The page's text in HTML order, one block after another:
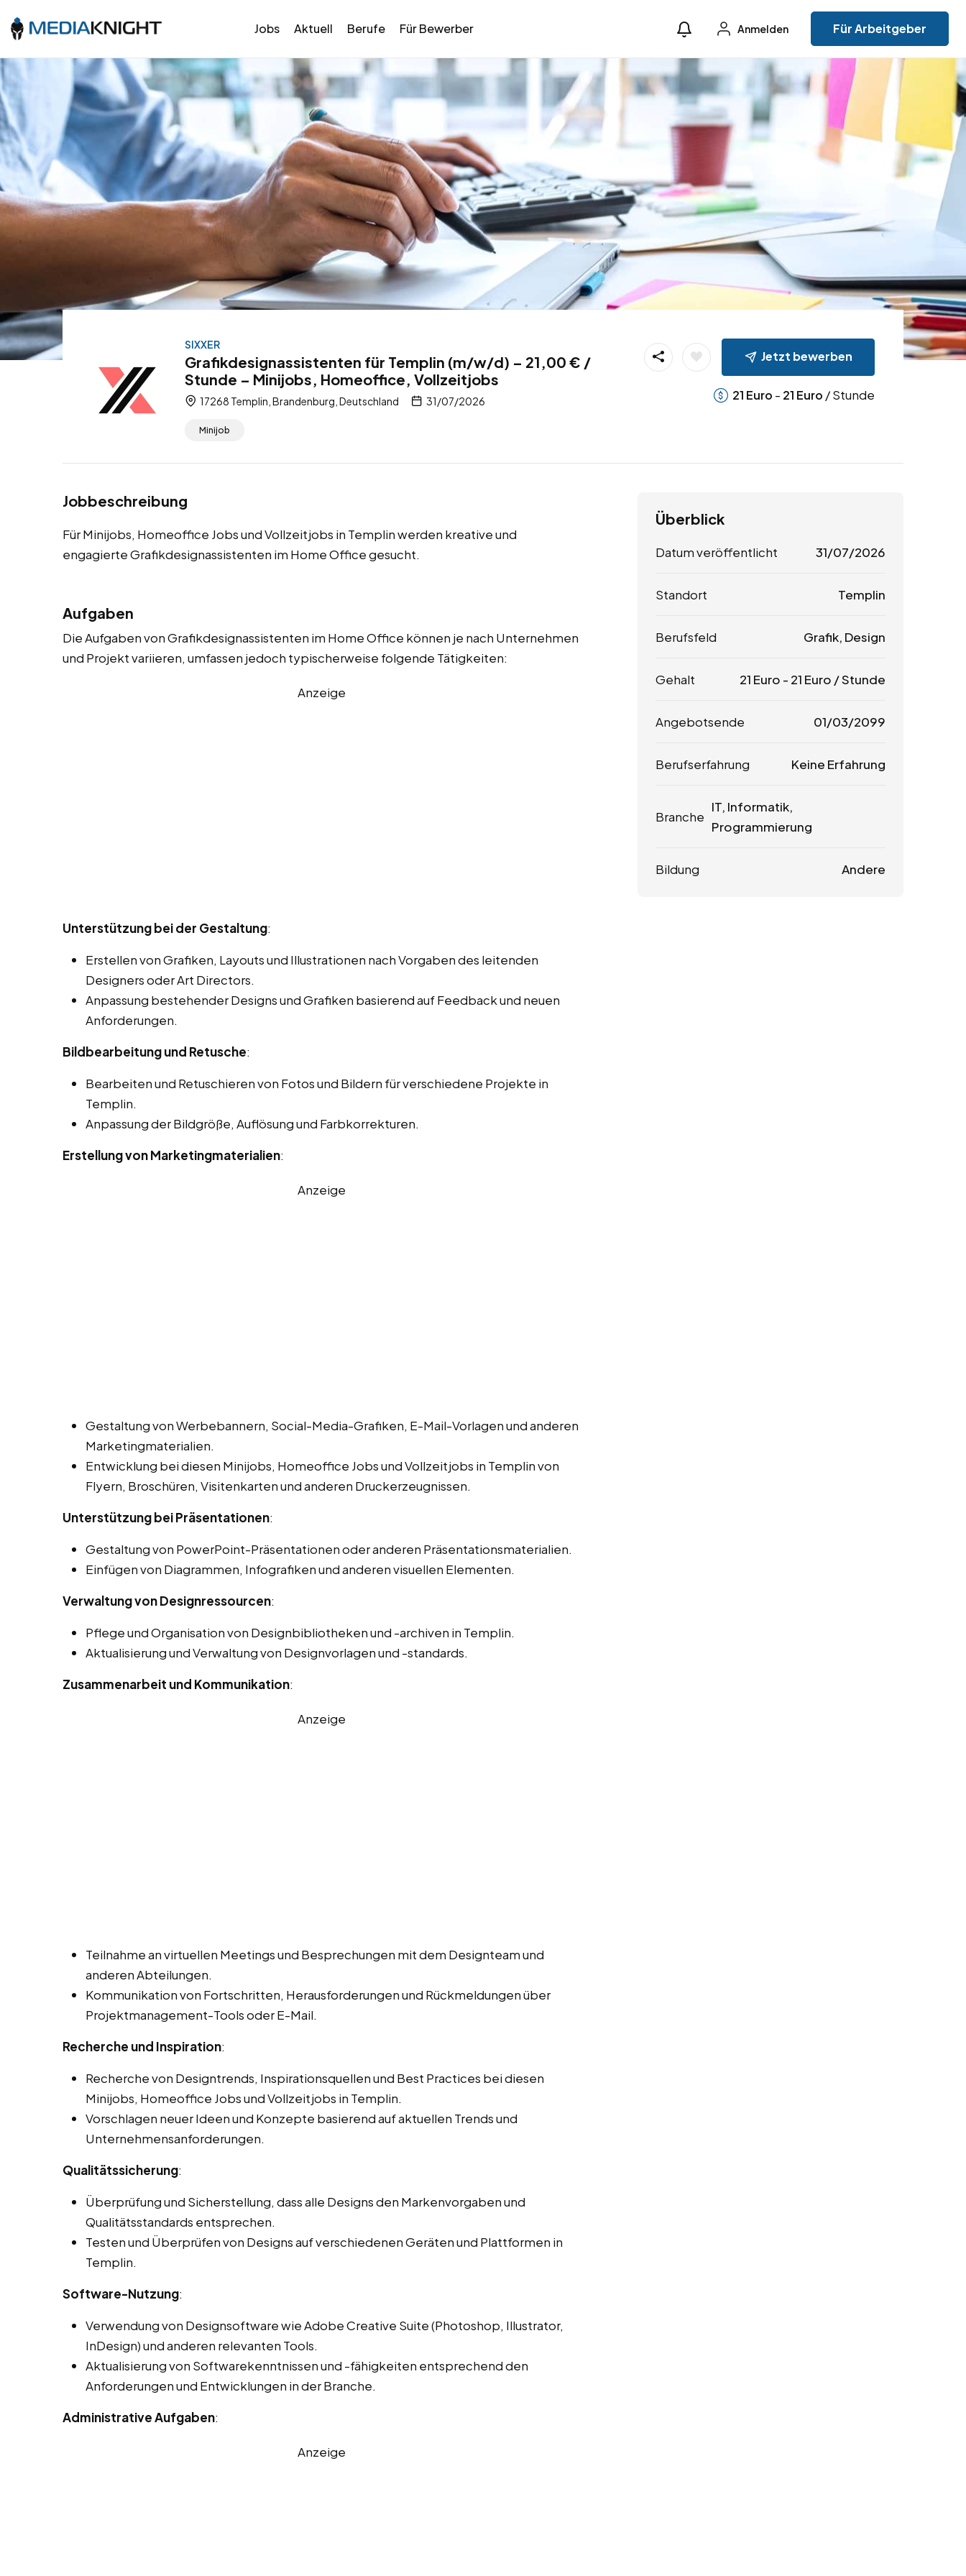
Jobs Aktuell Berufe Für Bewerber Anmelden Für Arbeitgeber
SIXXER
Grafikdesignassistenten für Templin (m/w/d) – 21,00 € /
Stunde – Minijobs, Homeoffice, Vollzeitjobs
17268 Templin, Brandenburg, Deutschland 31/07/2026
Minijob
Jetzt bewerben
21 Euro - 21 Euro / Stunde
Jobbeschreibung
Für Minijobs, Homeoffice Jobs und Vollzeitjobs in Templin werden kreative und
engagierte Grafikdesignassistenten im Home Office gesucht.
Aufgaben
Die Aufgaben von Grafikdesignassistenten im Home Office können je nach Unternehmen
und Projekt variieren, umfassen jedoch typischerweise folgende Tätigkeiten:
Anzeige
Unterstützung bei der Gestaltung:
Erstellen von Grafiken, Layouts und Illustrationen nach Vorgaben des leitenden
Designers oder Art Directors.
Anpassung bestehender Designs und Grafiken basierend auf Feedback und neuen
Anforderungen.
Bildbearbeitung und Retusche:
Bearbeiten und Retuschieren von Fotos und Bildern für verschiedene Projekte in
Templin.
Anpassung der Bildgröße, Auflösung und Farbkorrekturen.
Erstellung von Marketingmaterialien:
Anzeige
Gestaltung von Werbebannern, Social-Media-Grafiken, E-Mail-Vorlagen und anderen
Marketingmaterialien.
Entwicklung bei diesen Minijobs, Homeoffice Jobs und Vollzeitjobs in Templin von
Flyern, Broschüren, Visitenkarten und anderen Druckerzeugnissen.
Unterstützung bei Präsentationen:
Gestaltung von PowerPoint-Präsentationen oder anderen Präsentationsmaterialien.
Einfügen von Diagrammen, Infografiken und anderen visuellen Elementen.
Verwaltung von Designressourcen:
Pflege und Organisation von Designbibliotheken und -archiven in Templin.
Aktualisierung und Verwaltung von Designvorlagen und -standards.
Zusammenarbeit und Kommunikation:
Anzeige
Teilnahme an virtuellen Meetings und Besprechungen mit dem Designteam und
anderen Abteilungen.
Kommunikation von Fortschritten, Herausforderungen und Rückmeldungen über
Projektmanagement-Tools oder E-Mail.
Recherche und Inspiration:
Recherche von Designtrends, Inspirationsquellen und Best Practices bei diesen
Minijobs, Homeoffice Jobs und Vollzeitjobs in Templin.
Vorschlagen neuer Ideen und Konzepte basierend auf aktuellen Trends und
Unternehmensanforderungen.
Qualitätssicherung:
Überprüfung und Sicherstellung, dass alle Designs den Markenvorgaben und
Qualitätsstandards entsprechen.
Testen und Überprüfen von Designs auf verschiedenen Geräten und Plattformen in
Templin.
Software-Nutzung:
Verwendung von Designsoftware wie Adobe Creative Suite (Photoshop, Illustrator,
InDesign) und anderen relevanten Tools.
Aktualisierung von Softwarekenntnissen und -fähigkeiten entsprechend den
Anforderungen und Entwicklungen in der Branche.
Administrative Aufgaben:
Anzeige
Überblick
Datum veröffentlicht 31/07/2026
Standort Templin
Berufsfeld Grafik, Design
Gehalt 21 Euro - 21 Euro / Stunde
Angebotsende 01/03/2099
Berufserfahrung Keine Erfahrung
Branche
IT, Informatik,
Programmierung
Bildung Andere